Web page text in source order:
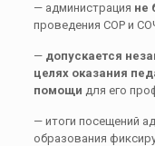
— администрация не
проведения СОР и
— допускается
целях оказания
помощи для его
— итоги посещений
образования